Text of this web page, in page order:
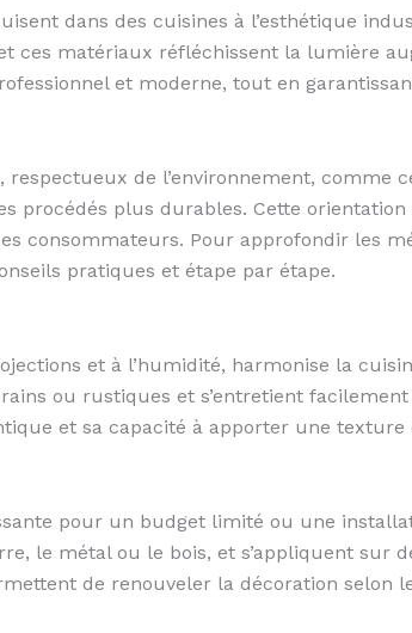
dans des cuisines à l’esthétique
ces matériaux réfléchissent la lumière
et moderne, tout en
de l’environnement, comme
procédés plus durables. Cette orientation
consommateurs. Pour approfondir les
pratiques et étape par étape.
et à l’humidité, harmonise la
ou rustiques et s’entretient facilement
et sa capacité à apporter une
pour un budget limité ou une
le métal ou le bois, et s’appliquent sur
de renouveler la décoration selon